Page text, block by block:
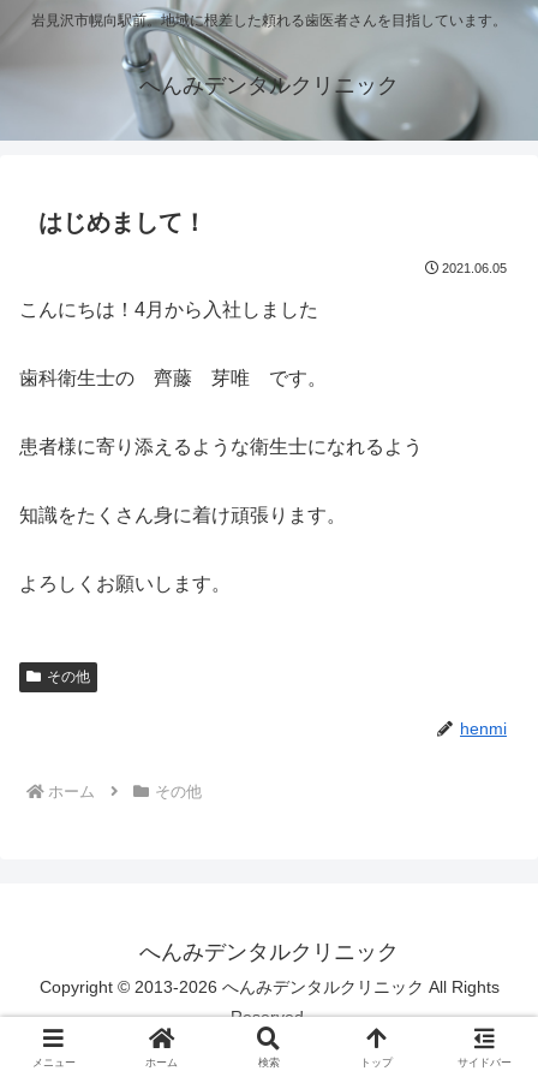
岩見沢市幌向駅前。地域に根差した頼れる歯医者さんを目指しています。
へんみデンタルクリニック
はじめまして！
2021.06.05
こんにちは！4月から入社しました
歯科衛生士の 齊藤 芽唯 です。
患者様に寄り添えるような衛生士になれるよう
知識をたくさん身に着け頑張ります。
よろしくお願いします。
その他
henmi
ホーム その他
へんみデンタルクリニック
Copyright © 2013-2026 へんみデンタルクリニック All Rights
Reserved.
メニュー ホーム 検索 トップ サイドバー